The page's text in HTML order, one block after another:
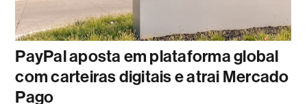
PayPal aposta em plataforma global
com carteiras digitais e atrai Mercado
Pago